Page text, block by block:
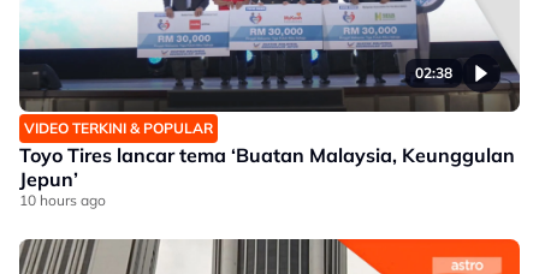
02:38
VIDEO TERKINI & POPULAR
Toyo Tires lancar tema ‘Buatan Malaysia, Keunggulan
Jepun’
10 hours ago